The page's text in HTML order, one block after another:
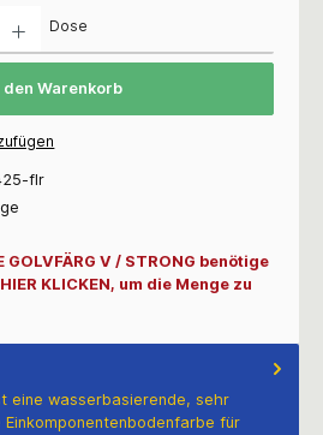
Dose
den Warenkorb
flr
GOLVFÄRG V / STRONG benötige
KLICKEN, um die Menge zu
eine wasserbasierende, sehr
für